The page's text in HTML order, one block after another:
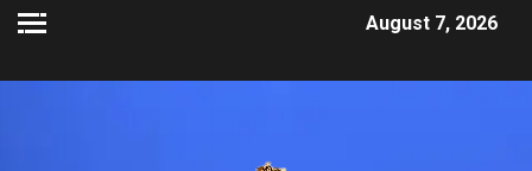
August 7, 2026